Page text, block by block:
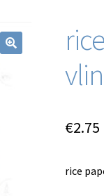
€2.75
rice